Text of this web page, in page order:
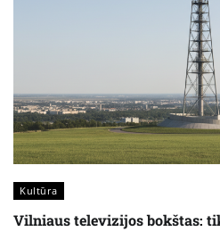
Kultūra
Vilniaus televizijos bokštas: